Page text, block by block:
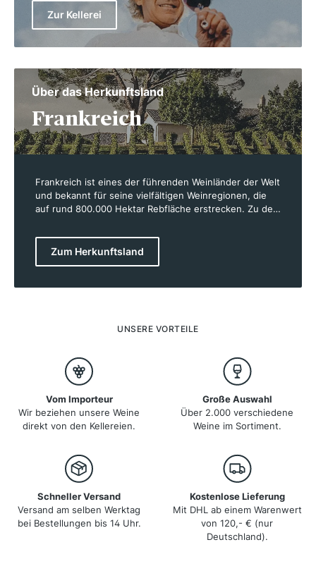
Zur Kellerei
Über das Herkunftsland
Frankreich
Frankreich ist eines der führenden Weinländer der Welt
und bekannt für seine vielfältigen Weinregionen, die
auf rund 800.000 Hektar Rebfläche erstrecken. Zu den
Burgund und die Champagne. Frankreich ist die Heimat
von renommierten Rebsorten wie Cabernet Sauvignon,
wobei Boden, Klima und Traditionen eine wichtige Rolle
edelsüßen Weißweinen und prickelndem Champagner.
Zum Herkunftsland
UNSERE VORTEILE
Vom Importeur
Wir beziehen unsere Weine
direkt von den Kellereien.
Große Auswahl
Über 2.000 verschiedene
Weine im Sortiment.
Schneller Versand
Versand am selben Werktag
bei Bestellungen bis 14 Uhr.
Kostenlose Lieferung
Mit DHL ab einem Warenwert
von 120,- € (nur
Deutschland).